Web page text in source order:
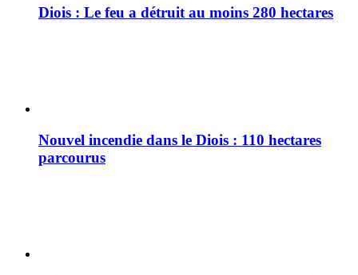
Diois : Le feu a détruit au moins 280 hectares
Nouvel incendie dans le Diois : 110 hectares
parcourus